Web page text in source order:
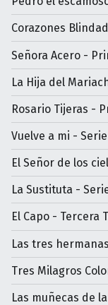
Corazones
Señora Acero -
La Hija del
Rosario Tijeras -
Vuelve a mi -
El Señor de los
La Sustituta -
El Capo - Tercera
Las tres hermanas
Tres Milagros
Las muñecas de